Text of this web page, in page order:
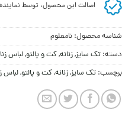
اصالت این محصول، توسط
شناسه محصول: نامعلوم
دسته: تک سایز,زنانه,کت و پالتو,لباس
برچسب: تک سایز,زنانه,کت و پالتو,لباس